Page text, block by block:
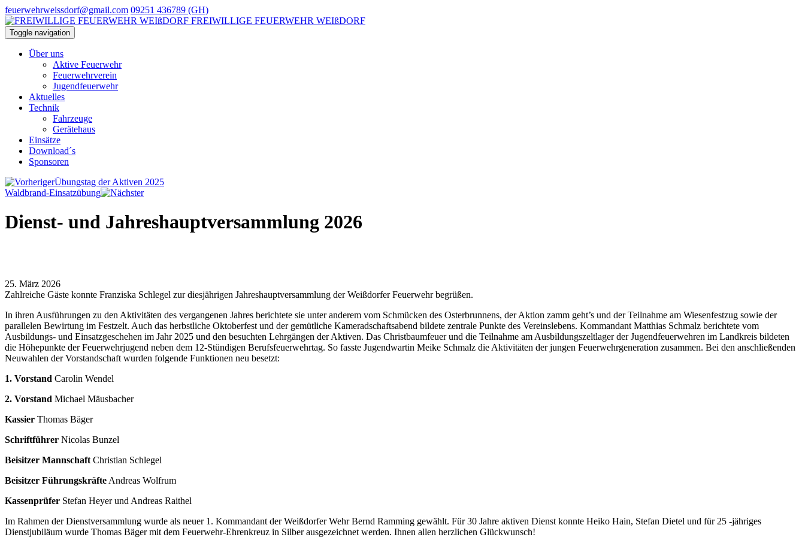
feuerwehrweissdorf@gmail.com 09251 436789 (GH)
FREIWILLIGE FEUERWEHR WEIßDORF
Toggle navigation
Über uns
Aktive Feuerwehr
Feuerwehrverein
Jugendfeuerwehr
Aktuelles
Technik
Fahrzeuge
Gerätehaus
Einsätze
Download´s
Sponsoren
Übungstag der Aktiven 2025
Waldbrand-Einsatzübung
Dienst- und Jahreshauptversammlung 2026
25. März 2026
Zahlreiche Gäste konnte Franziska Schlegel zur diesjährigen Jahreshauptversammlung der Weißdorfer Feuerwehr begrüßen.
In ihren Ausführungen zu den Aktivitäten des vergangenen Jahres berichtete sie unter anderem vom Schmücken des Osterbrunnens, der Aktion zamm geht’s und der Teilnahme am Wiesenfestzug sowie der
parallelen Bewirtung im Festzelt. Auch das herbstliche Oktoberfest und der gemütliche Kameradschaftsabend bildete zentrale Punkte des Vereinslebens. Kommandant Matthias Schmalz berichtete vom
Ausbildungs- und Einsatzgeschehen im Jahr 2025 und den besuchten Lehrgängen der Aktiven. Das Christbaumfeuer und die Teilnahme am Ausbildungszeltlager der Jugendfeuerwehren im Landkreis bildeten
die Höhepunkte der Feuerwehrjugend neben dem 12-Stündigen Berufsfeuerwehrtag. So fasste Jugendwartin Meike Schmalz die Aktivitäten der jungen Feuerwehrgeneration zusammen. Bei den anschließenden
Neuwahlen der Vorstandschaft wurden folgende Funktionen neu besetzt:
1. Vorstand Carolin Wendel
2. ⁠Vorstand Michael Mäusbacher
Kassier Thomas Bäger
Schriftführer Nicolas Bunzel
Beisitzer Mannschaft Christian Schlegel
Beisitzer Führungskräfte Andreas Wolfrum
Kassenprüfer Stefan Heyer und Andreas Raithel
Im Rahmen der Dienstversammlung wurde als neuer 1. Kommandant der Weißdorfer Wehr Bernd Ramming gewählt. Für 30 Jahre aktiven Dienst konnte Heiko Hain, Stefan Dietel und für 25 -jähriges
Dienstjubiläum wurde Thomas Bäger mit dem Feuerwehr-Ehrenkreuz in Silber ausgezeichnet werden. Ihnen allen herzlichen Glückwunsch!